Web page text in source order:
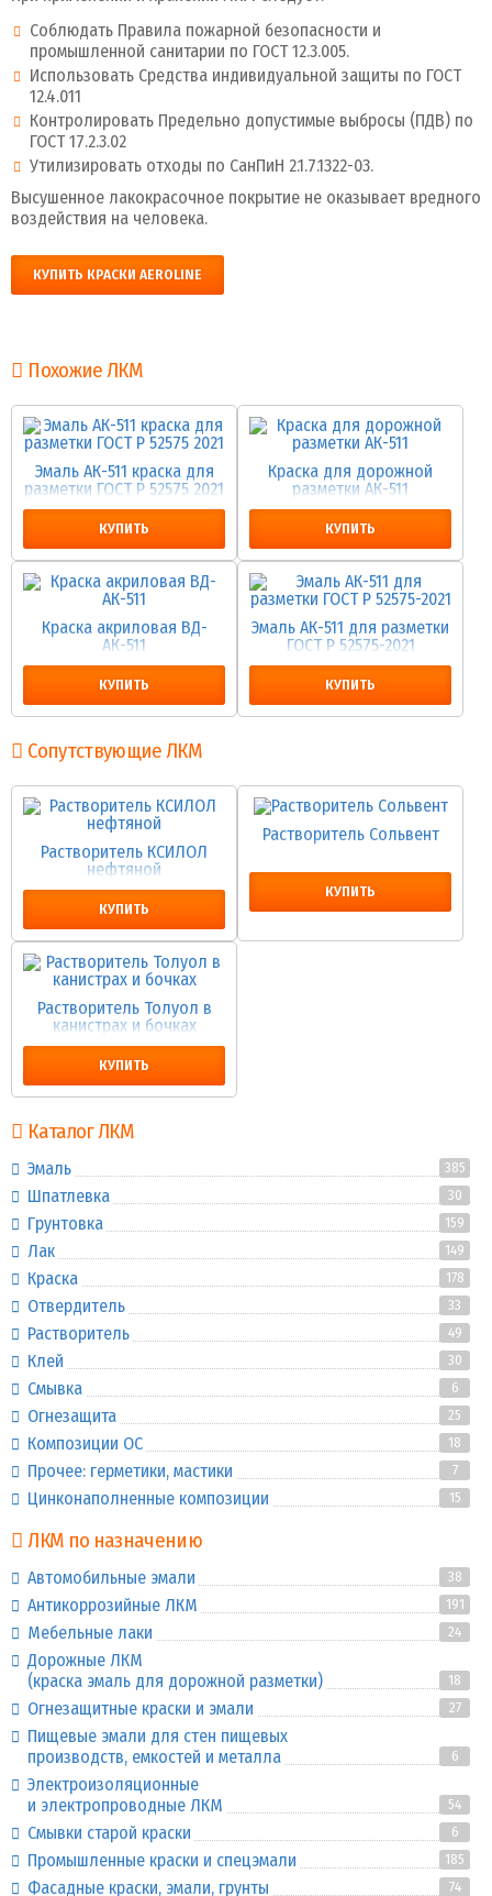
Соблюдать Правила пожарной безопасности и
промышленной санитарии по ГОСТ 12.3.005.
Использовать Средства индивидуальной защиты по ГОСТ
12.4.011
Контролировать Предельно допустимые выбросы (ПДВ) по
ГОСТ 17.2.3.02
Утилизировать отходы по СанПиН 2.1.7.1322-03.
Высушенное лакокрасочное покрытие не оказывает вредного
воздействия на человека.
КУПИТЬ КРАСКИ AEROLINE
Похожие ЛКМ
Эмаль АК-511 краска для
разметки ГОСТ Р 52575 2021
КУПИТЬ
Краска для дорожной
разметки АК-511
КУПИТЬ
Краска акриловая ВД-
АК-511
КУПИТЬ
Эмаль АК-511 для разметки
ГОСТ Р 52575-2021
КУПИТЬ
Сопутствующие ЛКМ
Растворитель КСИЛОЛ
нефтяной
КУПИТЬ
Растворитель Сольвент
КУПИТЬ
Растворитель Толуол в
канистрах и бочках
КУПИТЬ
Каталог ЛКМ
Эмаль 385
Шпатлевка 30
Грунтовка 159
Лак 149
Краска 178
Отвердитель 33
Растворитель 49
Клей 30
Смывка 6
Огнезащита 25
Композиции ОС 18
Прочее: герметики, мастики 7
Цинконаполненные композиции 15
ЛКМ по назначению
Автомобильные эмали 38
Антикоррозийные ЛКМ 191
Мебельные лаки 24
Дорожные ЛКМ
(краска эмаль для дорожной разметки)
18
Огнезащитные краски и эмали 27
Пищевые эмали для стен пищевых
производств, емкостей и металла
6
Электроизоляционные
и электропроводные ЛКМ
54
Смывки старой краски 6
Промышленные краски и спецэмали 185
Фасадные краски, эмали, грунты 74